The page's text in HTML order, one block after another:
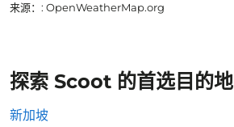
来源： : OpenWeatherMap.org
探索 Scoot 的首选目的地
新加坡